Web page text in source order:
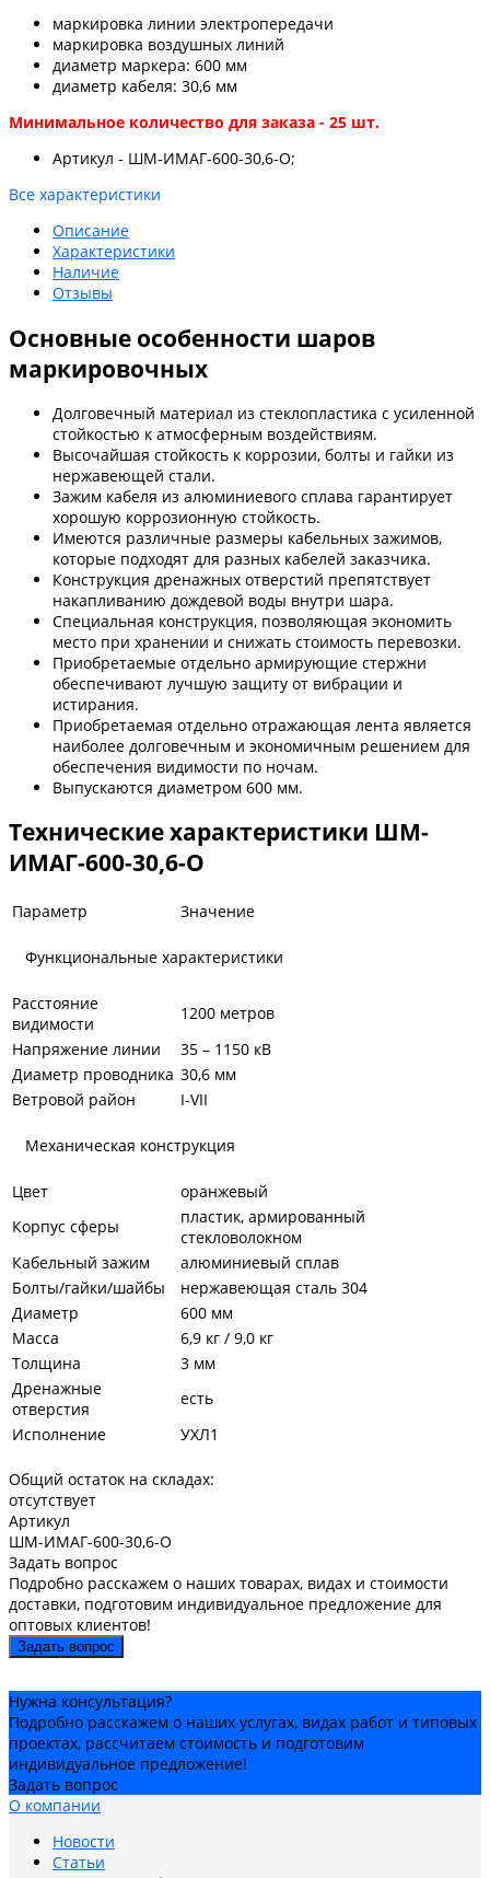
маркировка линии электропередачи
маркировка воздушных линий
диаметр маркера: 600 мм
диаметр кабеля: 30,6 мм
Минимальное количество для заказа - 25 шт.
Артикул - ШМ-ИМАГ-600-30,6-О;
Все характеристики
Описание
Характеристики
Наличие
Отзывы
Основные особенности шаров
маркировочных
Долговечный материал из стеклопластика с усиленной
стойкостью к атмосферным воздействиям.
Высочайшая стойкость к коррозии, болты и гайки из
нержавеющей стали.
Зажим кабеля из алюминиевого сплава гарантирует
хорошую коррозионную стойкость.
Имеются различные размеры кабельных зажимов,
которые подходят для разных кабелей заказчика.
Конструкция дренажных отверстий препятствует
накапливанию дождевой воды внутри шара.
Специальная конструкция, позволяющая экономить
место при хранении и снижать стоимость перевозки.
Приобретаемые отдельно армирующие стержни
обеспечивают лучшую защиту от вибрации и
истирания.
Приобретаемая отдельно отражающая лента является
наиболее долговечным и экономичным решением для
обеспечения видимости по ночам.
Выпускаются диаметром 600 мм.
Технические характеристики ШМ-
ИМАГ-600-30,6-О
Параметр Значение
Функциональные характеристики
Расстояние
видимости
1200 метров
Напряжение линии
35 – 1150 кВ
Диаметр проводника 30,6 мм
Ветровой район
I-VII
Механическая конструкция
Цвет
оранжевый
Корпус сферы
пластик, армированный
стекловолокном
Кабельный зажим
алюминиевый сплав
Болты/гайки/шайбы
нержавеющая сталь 304
Диаметр
600 мм
Масса
6,9 кг / 9,0 кг
Толщина
3 мм
Дренажные
отверстия
есть
Исполнение
УХЛ1
Общий остаток на складах:
отсутствует
Артикул
ШМ-ИМАГ-600-30,6-О
Задать вопрос
Подробно расскажем о наших товарах, видах и стоимости
доставки, подготовим индивидуальное предложение для
оптовых клиентов!
Задать вопрос
Нужна консультация?
Подробно расскажем о наших услугах, видах работ и типовых
проектах, рассчитаем стоимость и подготовим
индивидуальное предложение!
Задать вопрос
О компании
Новости
Статьи